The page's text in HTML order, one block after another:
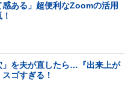
感ある」超便利なZoomの活用
」を夫が直したら…『出来上が
ゴすぎる！